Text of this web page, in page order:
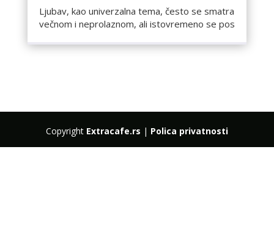
Ljubav, kao univerzalna tema, često se smatra
večnom i neprolaznom, ali istovremeno se pos
Copyright Extracafe.rs | Polica privatnosti